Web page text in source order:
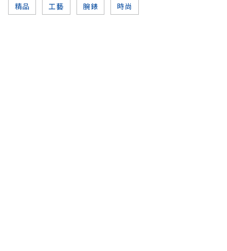
精品 工藝 腕錶 時尚